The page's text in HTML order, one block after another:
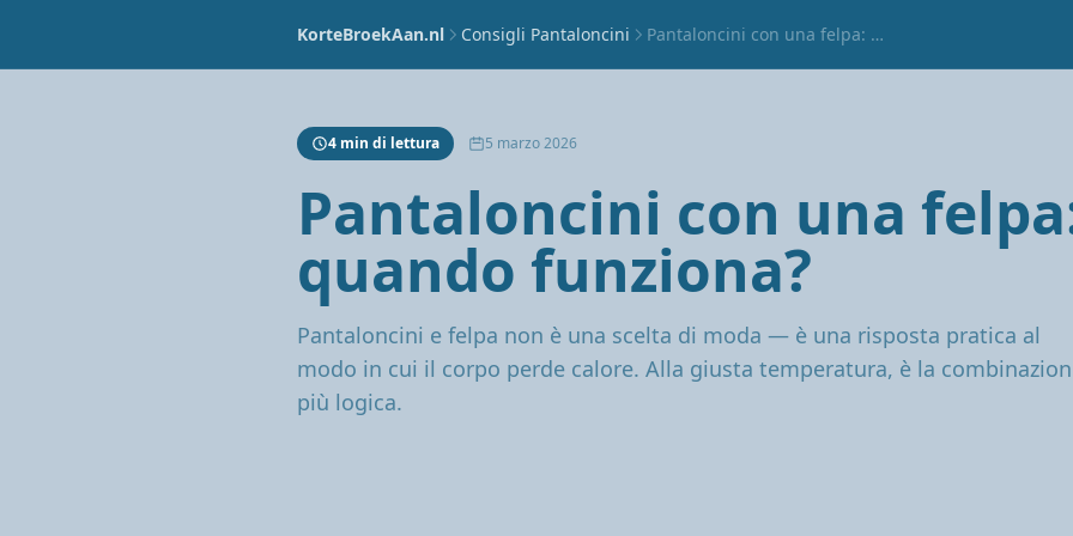
KorteBroekAan.nl Consigli Pantaloncini Pantaloncini con una felpa: quando funziona?
4 min di lettura 5 marzo 2026
Pantaloncini con una
quando funziona?
Pantaloncini e felpa non è una scelta di moda — è una risposta pratica al
modo in cui il corpo perde calore. Alla giusta temperatura, è la
più logica.